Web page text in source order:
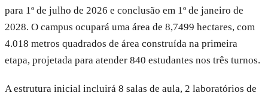
para 1º de julho de 2026 e conclusão em 1º de janeiro de
2028. O campus ocupará uma área de 8,7499 hectares, com
4.018 metros quadrados de área construída na primeira
etapa, projetada para atender 840 estudantes nos três turnos.
A estrutura inicial incluirá 8 salas de aula, 2 laboratórios de